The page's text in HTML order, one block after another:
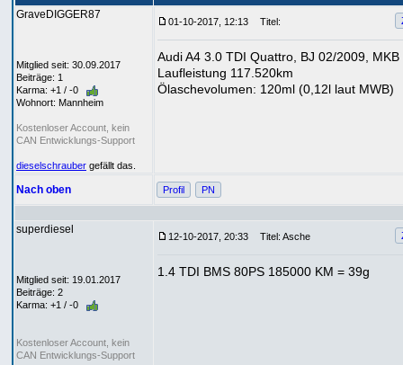
GraveDIGGER87
Mitglied seit: 30.09.2017
Beiträge: 1
Karma: +1 / -0
Wohnort: Mannheim
Kostenloser Account, kein
CAN Entwicklungs-Support
dieselschrauber gefällt das.
01-10-2017, 12:13 Titel:
Audi A4 3.0 TDI Quattro, BJ 02/2009, MKB
Laufleistung 117.520km
Ölaschevolumen: 120ml (0,12l laut MWB)
Nach oben Profil PN
superdiesel
Mitglied seit: 19.01.2017
Beiträge: 2
Karma: +1 / -0
Kostenloser Account, kein
CAN Entwicklungs-Support
12-10-2017, 20:33 Titel: Asche
1.4 TDI BMS 80PS 185000 KM = 39g